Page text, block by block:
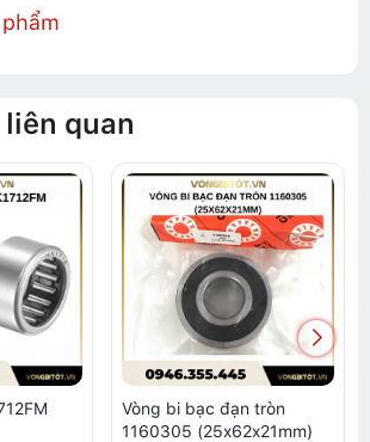
quan
Vòng bi bạc đạn tròn
1160305 (25x62x21mm)